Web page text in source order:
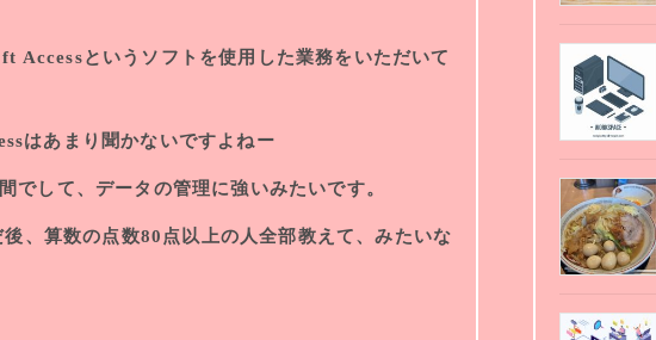
Accessというソフトを使用した業務をいただいて
はあまり聞かないですよねー
して、データの管理に強いみたいです。
、算数の点数80点以上の人全部教えて、みたいな